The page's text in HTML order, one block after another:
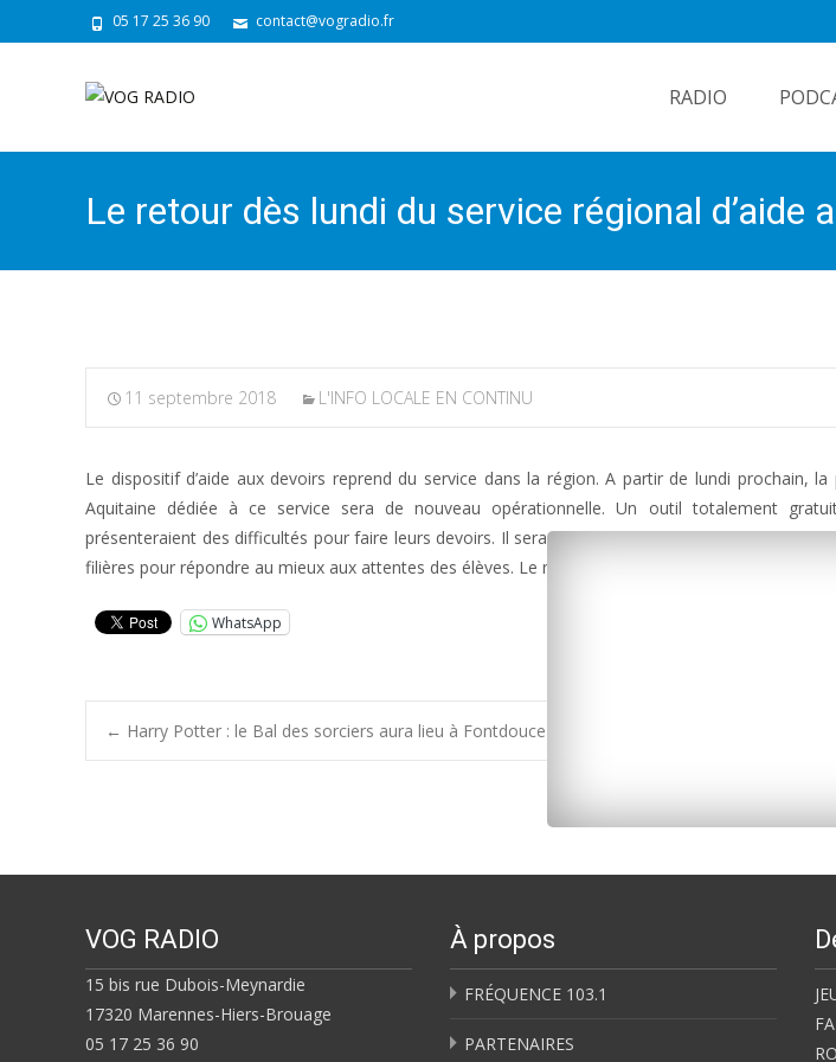
05 17 25 36 90 contact@vogradio.fr
RADIO
Le retour dès lundi du service régional d’aide
11 septembre 2018 L'INFO LOCALE EN CONTINU
Le dispositif d’aide aux devoirs reprend du service dans la région. A partir de lundi prochain,
Aquitaine dédiée à ce service sera de nouveau opérationnelle. Un outil totalement
présenteraient des difficultés pour faire leurs devoirs. Il sera accessible de 18h à 21h. Au bout
filières pour répondre au mieux aux attentes des élèves. Le numéro : 05 57 57 50 00.
WhatsApp
Post
← Harry Potter : le Bal des sorciers aura lieu à Fontdouce en novembre Aytré :
VOG RADIO
15 bis rue Dubois-Meynardie
17320 Marennes-Hiers-Brouage
05 17 25 36 90
À propos
FRÉQUENCE 103.1
PARTENAIRES